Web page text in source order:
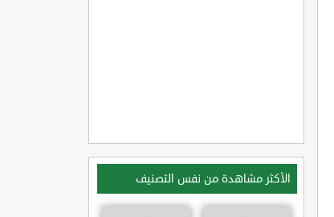
الأكثر مشاهدة من نفس التصنيف